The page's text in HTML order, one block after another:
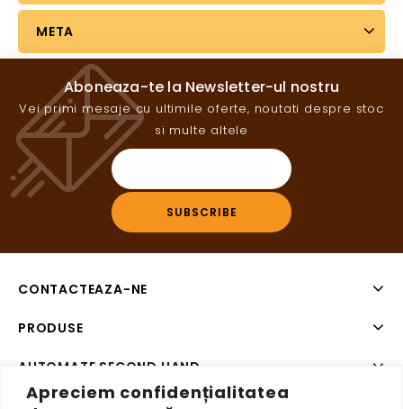
Apreciem confidențialitatea
META
Aboneaza-te la Newsletter-ul nostru
Vei primi mesaje cu ultimile oferte, noutati despre stoc
si multe altele
CONTACTEAZA-NE
PRODUSE
AUTOMATE SECOND HAND